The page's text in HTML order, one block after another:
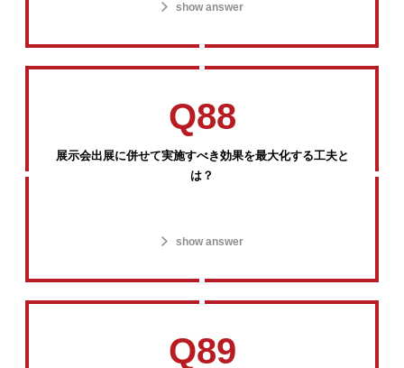
show answer
Q88
展示会出展に併せて実施すべき効果を最大化する工夫と
は？
show answer
Q89